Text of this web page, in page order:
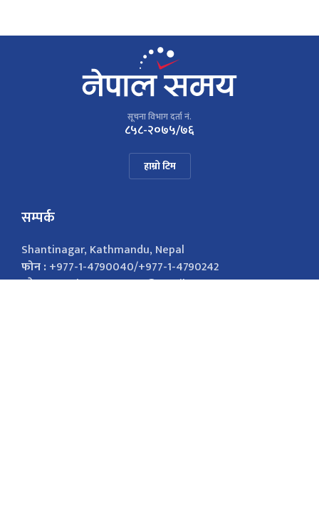
सूचना विभाग दर्ता नं.
८५८-२०७५/७६
हाम्रो टिम
सम्पर्क
Shantinagar, Kathmandu, Nepal
फोन :+977-1-4790040/+977-1-4790242
इमेल :nepalsamayanews@gmail.com